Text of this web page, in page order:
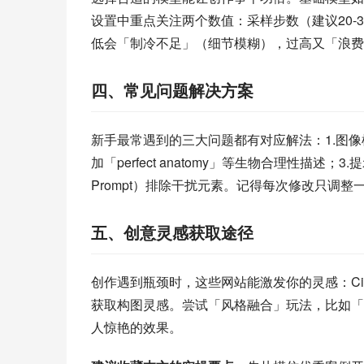
设置中重点关注两个数值：采样步数（建议
低会「制冷不足」（细节模糊），过高又「浪
四、常见问题解决方案
新手最常遇到的三大问题都有对应解法：1.图
加「perfect anatomy」等生物合理性描述；3.
Prompt）排除干扰元素。记得每次修改只调整
五、创意灵感获取途径
创作遇到瓶颈时，这些网站能激发你的灵感：
获取构图灵感。尝试「风格融合」玩法，比如
人惊艳的效果。